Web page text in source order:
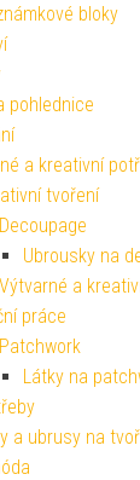
bloky
pohlednice
a kreativní
tvoření
Decoupage
Ubrousky na
Výtvarné a
práce
Patchwork
Látky na
a ubrusy na